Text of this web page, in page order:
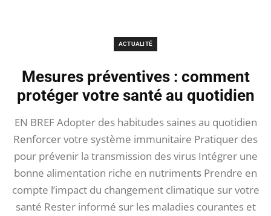
ACTUALITÉ
Mesures préventives : comment
protéger votre santé au quotidien
EN BREF Adopter des habitudes saines au quotidien
Renforcer votre système immunitaire Pratiquer des
pour prévenir la transmission des virus Intégrer une
bonne alimentation riche en nutriments Prendre en
compte l’impact du changement climatique sur votre
santé Rester informé sur les maladies courantes et